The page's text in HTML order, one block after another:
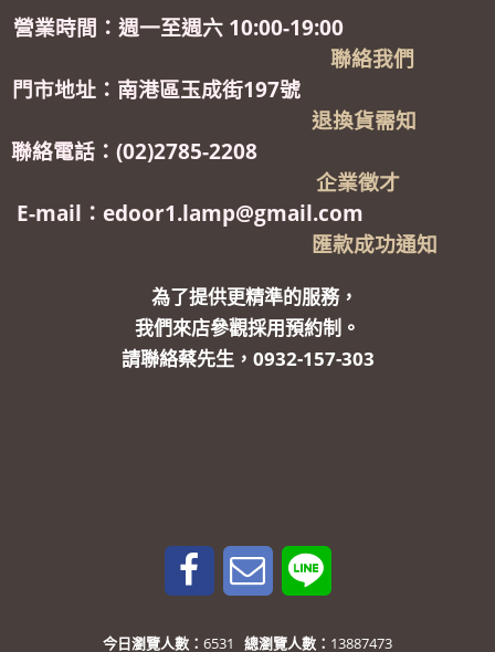
營業時間：週一至週六 10:00-19:00
聯絡我們
門市地址：南港區玉成街197號
退換貨需知
聯絡電話：(02)2785-2208
企業徵才
E-mail：edoor1.lamp@gmail.com
匯款成功通知
為了提供更精準的服務，
我們來店參觀採用預約制。
請聯絡蔡先生，0932-157-303
今日瀏覽人數： 6531 總瀏覽人數： 13887473